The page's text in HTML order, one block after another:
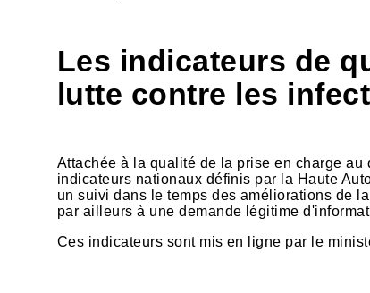
Les indicateurs de
lutte contre les
Attachée à la qualité de la prise en charge
indicateurs nationaux définis par la Haute
un suivi dans le temps des améliorations de
par ailleurs à une demande légitime
Ces indicateurs sont mis en ligne par le